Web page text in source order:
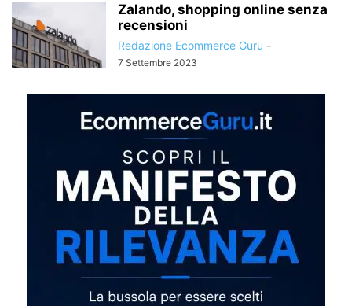
Zalando, shopping online senza
recensioni
Redazione Ecommerce Guru -
7 Settembre 2023